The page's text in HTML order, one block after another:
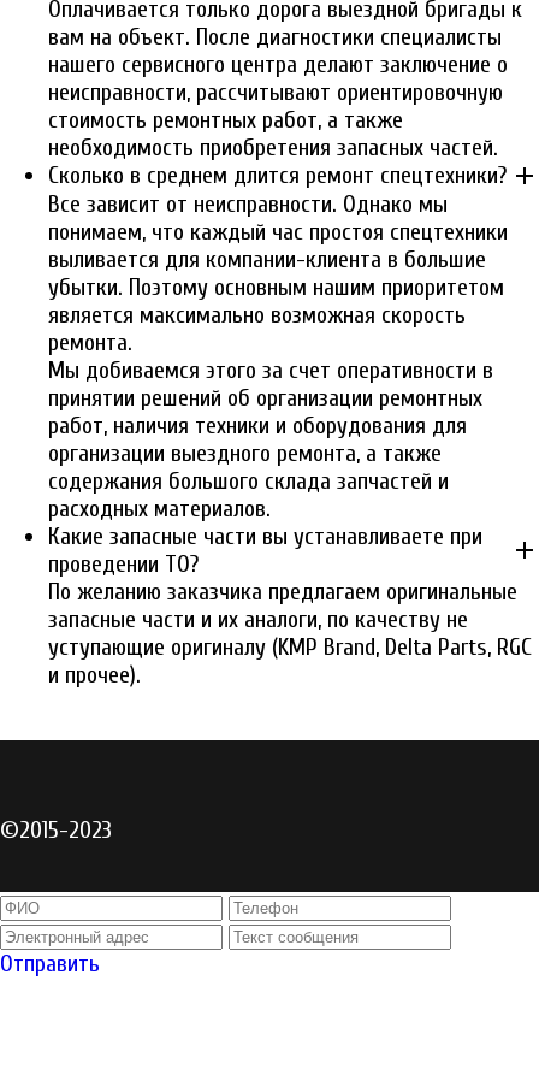
Оплачивается только дорога выездной бригады к
вам на объект. После диагностики специалисты
нашего сервисного центра делают заключение о
неисправности, рассчитывают ориентировочную
стоимость ремонтных работ, а также
необходимость приобретения запасных частей.
Сколько в среднем длится ремонт спецтехники? add
Все зависит от неисправности. Однако мы
понимаем, что каждый час простоя спецтехники
выливается для компании-клиента в большие
убытки. Поэтому основным нашим приоритетом
является максимально возможная скорость
ремонта.
Мы добиваемся этого за счет оперативности в
принятии решений об организации ремонтных
работ, наличия техники и оборудования для
организации выездного ремонта, а также
содержания большого склада запчастей и
расходных материалов.
Какие запасные части вы устанавливаете при
проведении ТО?
add
По желанию заказчика предлагаем оригинальные
запасные части и их аналоги, по качеству не
уступающие оригиналу (KMP Brand, Delta Parts, RGC
и прочее).
©2015-2023
Отправить